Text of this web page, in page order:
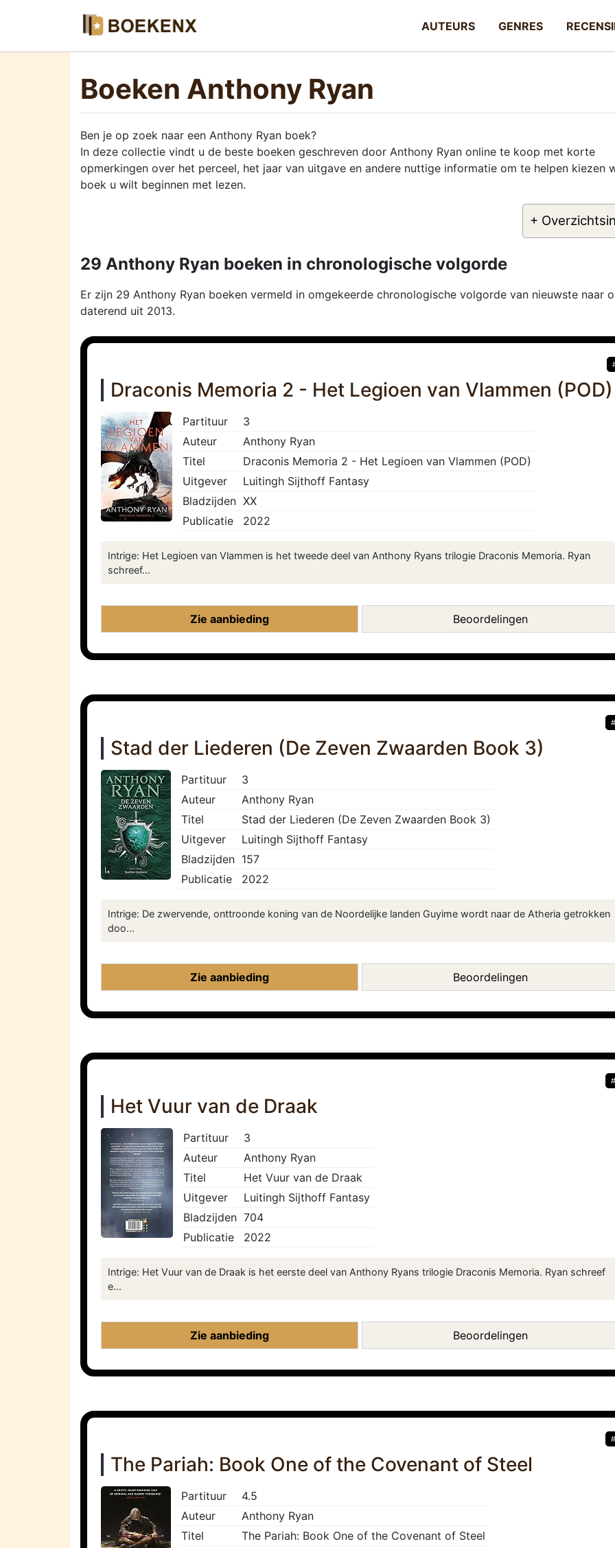
AUTEURS GENRES
Boeken Anthony Ryan
Ben je op zoek naar een Anthony Ryan boek?
In deze collectie vindt u de beste boeken geschreven door Anthony Ryan online te koop met korte
opmerkingen over het perceel, het jaar van uitgave en andere nuttige informatie om te helpen kiezen
boek u wilt beginnen met lezen.
+
29 Anthony Ryan boeken in chronologische volgorde
Er zijn 29 Anthony Ryan boeken vermeld in omgekeerde chronologische volgorde van nieuwste naar
daterend uit 2013.
Draconis Memoria 2 - Het Legioen van Vlammen (POD)
Partituur
3
Auteur
Anthony Ryan
Titel
Draconis Memoria 2 - Het Legioen van Vlammen (POD)
Uitgever
Luitingh Sijthoff Fantasy
Bladzijden XX
Publicatie
2022
Intrige: Het Legioen van Vlammen is het tweede deel van Anthony Ryans trilogie Draconis Memoria. Ryan
schreef...
Zie aanbieding Beoordelingen
Stad der Liederen (De Zeven Zwaarden Book 3)
Partituur
3
Auteur
Anthony Ryan
Titel
Stad der Liederen (De Zeven Zwaarden Book 3)
Uitgever
Luitingh Sijthoff Fantasy
Bladzijden 157
Publicatie
2022
Intrige: De zwervende, onttroonde koning van de Noordelijke landen Guyime wordt naar de Atheria getrokken
doo...
Zie aanbieding Beoordelingen
Het Vuur van de Draak
Partituur
3
Auteur
Anthony Ryan
Titel
Het Vuur van de Draak
Uitgever
Luitingh Sijthoff Fantasy
Bladzijden 704
Publicatie
2022
Intrige: Het Vuur van de Draak is het eerste deel van Anthony Ryans trilogie Draconis Memoria. Ryan schreef
e...
Zie aanbieding Beoordelingen
The Pariah: Book One of the Covenant of Steel
Partituur
4.5
Auteur
Anthony Ryan
Titel
The Pariah: Book One of the Covenant of Steel